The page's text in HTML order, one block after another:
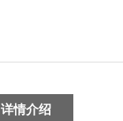
详情介绍